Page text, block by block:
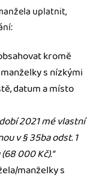
uplatnit,
kromě
s nízkými
datum a místo
2021 mé vlastní
v § 35ba odst. 1
000 Kč).“
manželky s